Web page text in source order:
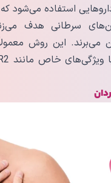
استفاده می‌شود
سرطانی هدف
می‌برند. این روش